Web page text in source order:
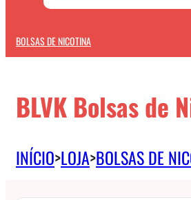
BOLSAS DE NICOTINA
BLVK Bolsas de
INÍCIO>LOJA>BOLSAS DE